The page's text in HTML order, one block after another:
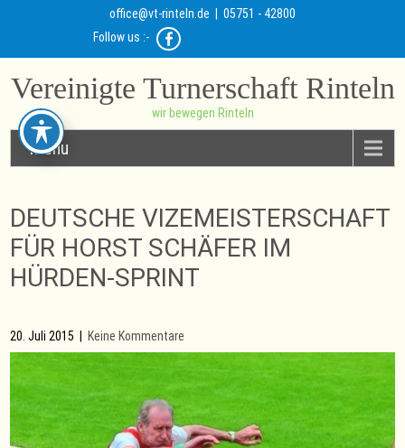
office@vt-rinteln.de | 05751 - 42800
Follow us :-
Vereinigte Turnerschaft Rinteln
wir bewegen Rinteln
Menu
DEUTSCHE VIZEMEISTERSCHAFT
FÜR HORST SCHÄFER IM
HÜRDEN-SPRINT
20. Juli 2015 Keine Kommentare